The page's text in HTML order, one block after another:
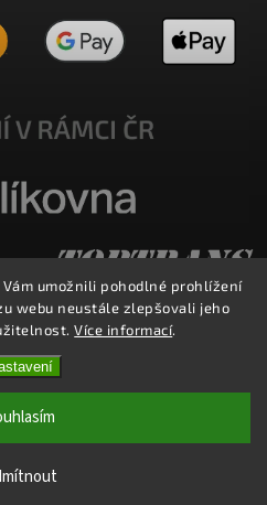
Vám umožnili pohodlné prohlížení
webu neustále zlepšovali jeho
Více informací.
. Všechna práva vyhrazena.
cookies